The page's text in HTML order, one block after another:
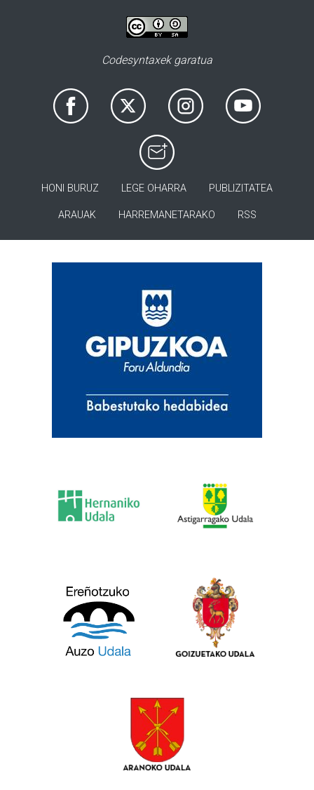
Codesyntaxek garatua
HONI BURUZ LEGE OHARRA PUBLIZITATEA
ARAUAK HARREMANETARAKO RSS